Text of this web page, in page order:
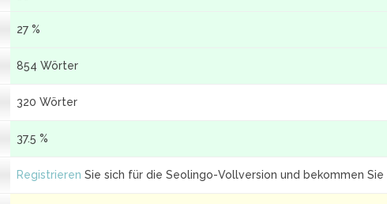
27 %
854 Wörter
320 Wörter
37.5 %
Registrieren Sie sich für die Seolingo-Vollversion und bekommen Sie